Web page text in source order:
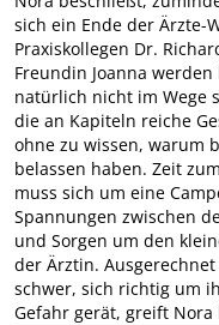
sich ein Ende der Ärzte-
Praxiskollegen Dr.
Freundin Joanna
natürlich nicht im Wege
die an Kapiteln reiche
ohne zu wissen, warum
belassen haben. Zeit
muss sich um eine
Spannungen zwischen
und Sorgen um den
der Ärztin.
schwer, sich richtig um
Gefahr gerät, greift Nora